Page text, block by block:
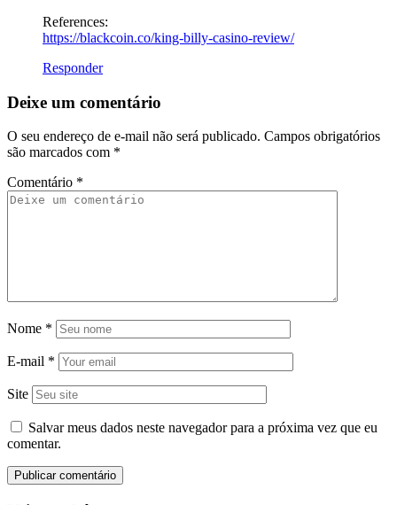
References:
https://blackcoin.co/king-billy-casino-review/
Responder
Deixe um comentário
O seu endereço de e-mail não será publicado. Campos obrigatórios
são marcados com *
Comentário *
Nome *
E-mail *
Site
Salvar meus dados neste navegador para a próxima vez que eu
comentar.